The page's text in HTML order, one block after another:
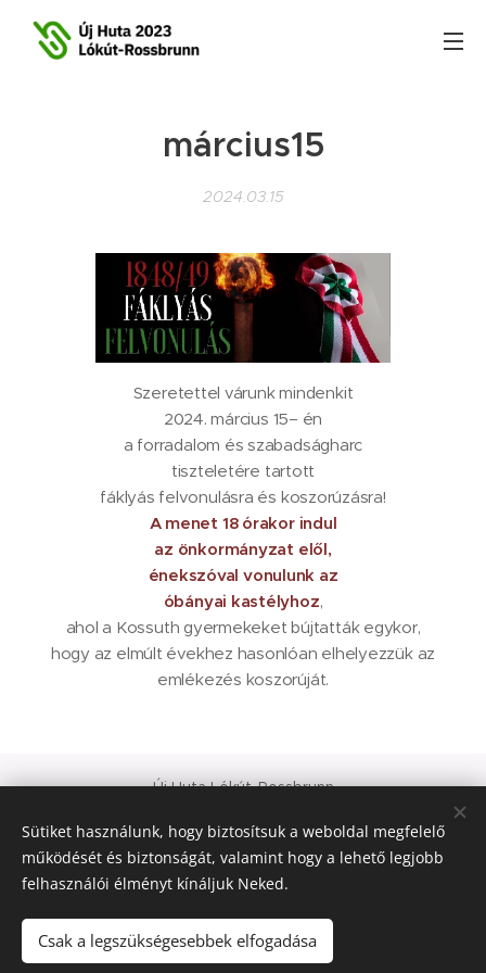
március15
2024.03.15
Szeretettel várunk mindenkit
2024. március 15– én
a forradalom és szabadságharc
tiszteletére tartott
fáklyás felvonulásra és koszorúzásra!
A menet 18 órakor indul
az önkormányzat elől,
énekszóval vonulunk az
óbányai kastélyhoz,
ahol a Kossuth gyermekeket bújtatták egykor,
hogy az elmúlt évekhez hasonlóan elhelyezzük az
emlékezés koszorúját.
Új Huta Lókút-Rossbrunn
Európa Kultúrális Fővárosa
PAJTA PROJEKT
© 2021 Minden jog fenntartva
Sütiket használunk, hogy biztosítsuk a weboldal megfelelő
működését és biztonságát, valamint hogy a lehető legjobb
felhasználói élményt kínáljuk Neked.
Csak a legszükségesebbek elfogadása